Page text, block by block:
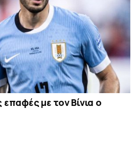
με τον Βίνια ο